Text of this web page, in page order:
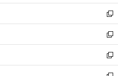
し
い
ウ
ィ
ン
ド
ウ
新
し
い
ウ
ィ
ン
新
し
い
ウ
新
し